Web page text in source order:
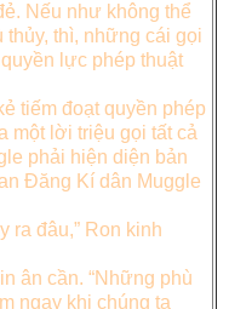
Nếu như không thể
thì, những cái gọi
lực phép thuật
tiếm đoạt quyền phép
một lời triệu gọi tất cả
phải hiện diện bản
Đăng Kí dân Muggle
ra đâu,” Ron kinh
ân cần. “Những phù
ngay khi chúng ta